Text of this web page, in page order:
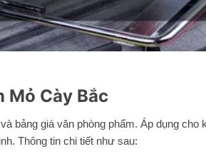
Mỏ Cày Bắc
bảng giá văn phòng phẩm. Áp dụng
Thông tin chi tiết như sau: